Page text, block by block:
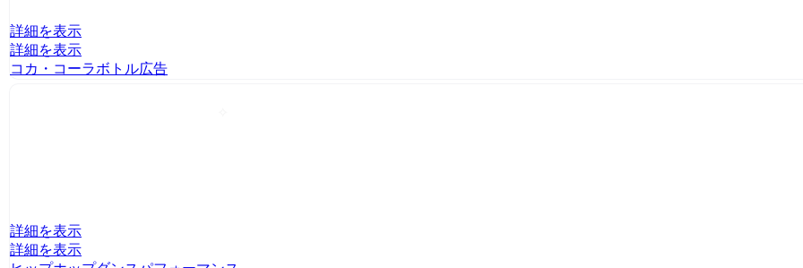
詳細を表示
詳細を表示
コカ・コーラボトル広告
詳細を表示
詳細を表示